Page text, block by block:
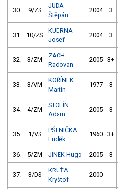
30. 9/ZS
JUDA
Štěpán
2004 3
31. 10/ZS
KUDRNA
Josef
2004 3
32. 3/ZM
ZACH
Radovan
2005 3+
33. 3/VM
KOŘÍNEK
Martin
1977 3
34. 4/ZM
STOLÍN
Adam
2005 3
35. 1/VS
PŠENIČKA
Luděk
1960 3+
36. 5/ZM JINEK Hugo 2005 3
37. 3/DS
KRUŤA
Kryštof
2000